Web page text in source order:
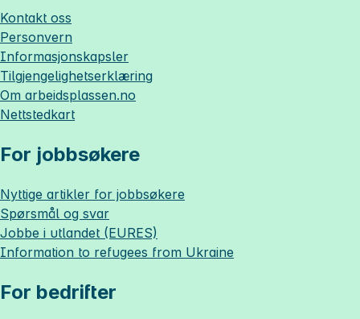
Kontakt oss
Personvern
Informasjonskapsler
Tilgjengelighetserklæring
Om arbeidsplassen.no
Nettstedkart
For jobbsøkere
Nyttige artikler for jobbsøkere
Spørsmål og svar
Jobbe i utlandet (EURES)
Information to refugees from Ukraine
For bedrifter